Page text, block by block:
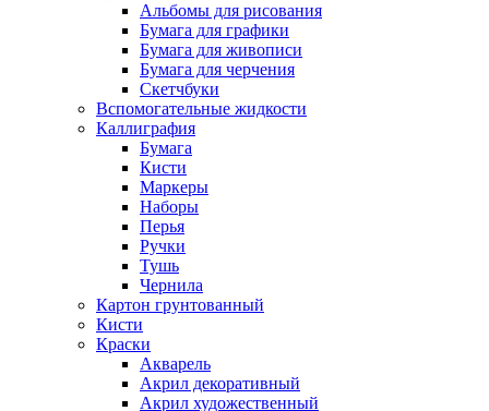
Альбомы для рисования
Бумага для графики
Бумага для живописи
Бумага для черчения
Скетчбуки
Вспомогательные жидкости
Каллиграфия
Бумага
Кисти
Маркеры
Наборы
Перья
Ручки
Тушь
Чернила
Картон грунтованный
Кисти
Краски
Акварель
Акрил декоративный
Акрил художественный